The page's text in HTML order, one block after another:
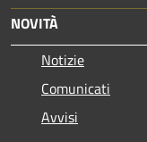
NOVITÀ
Notizie
Comunicati
Avvisi